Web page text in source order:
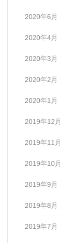
2020年6月
2020年4月
2020年3月
2020年2月
2020年1月
2019年12月
2019年11月
2019年10月
2019年9月
2019年8月
2019年7月